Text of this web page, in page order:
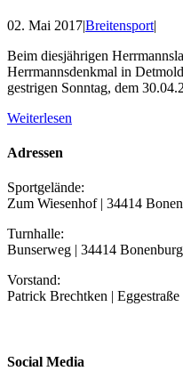
02. Mai 2017|Breitensport|
Beim diesjährigen
Herrmannsdenkmal in
gestrigen Sonntag, dem
Weiterlesen
Adressen
Sportgelände:
Zum Wiesenhof | 34414
Turnhalle:
Bunserweg | 34414 Bonenburg
Vorstand:
Patrick Brechtken |
Social Media